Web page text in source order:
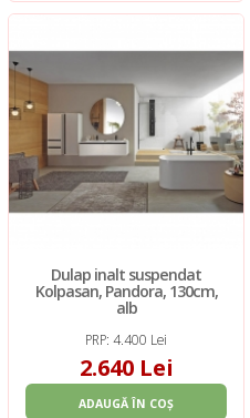
Dulap inalt suspendat
Kolpasan, Pandora, 130cm,
alb
PRP: 4.400 Lei
2.640 Lei
ADAUGĂ ÎN COȘ